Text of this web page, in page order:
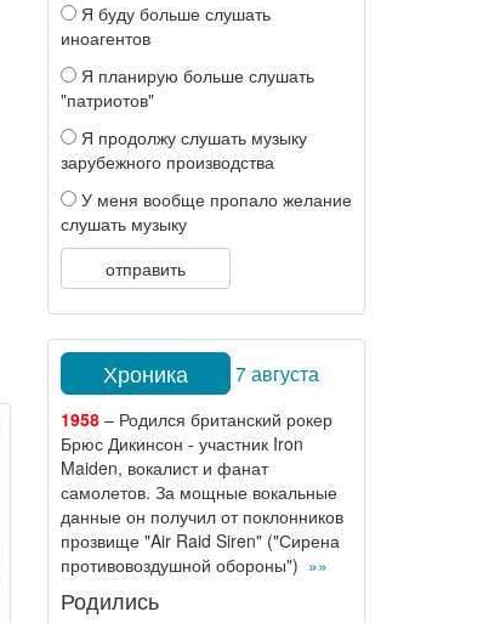
Я буду больше слушать
иноагентов
Я планирую больше слушать
"патриотов"
Я продолжу слушать музыку
зарубежного производства
У меня вообще пропало желание
слушать музыку
отправить
Хроника 7 августа
1958– Родился британский рокер
Брюс Дикинсон - участник Iron
Maiden, вокалист и фанат
самолетов. За мощные вокальные
данные он получил от поклонников
прозвище "Air Raid Siren" ("Сирена
противовоздушной обороны") »»
Родились